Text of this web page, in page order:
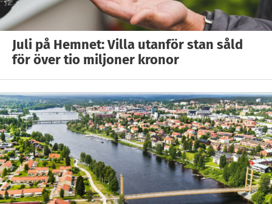
Juli på Hemnet: Villa utanför stan såld
för över tio miljoner kronor